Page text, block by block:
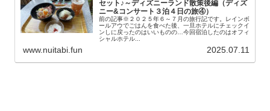
セット♪～ディズニーランド散策後編（ディズ
ニー&コンサート３泊４日の旅④）
前の記事※２０２５年６～７月の旅行記です。レインボ
ールアウでごはんを食べた後、一旦ホテルにチェックイ
ンしに戻ったのはいいものの…今回宿泊したのはオフィ
シャルホテル...
www.nuitabi.fun 2025.07.11